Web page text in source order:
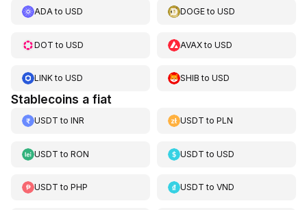
ADAto USD DOGEtoUSD
DOT to USD AVAXtoUSD
LINKto USD SHIB toUSD
Stablecoins a fiat
USDT to INR USDT toPLN
USDT to RON USDT toUSD
USDT to PHP USDT toVND